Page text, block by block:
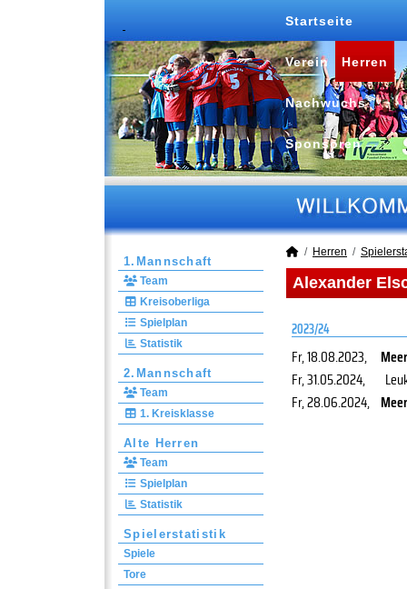
Startseite
Verein Herren
Nachwuchs
Sponsoren
1.Mannschaft
Team
Kreisoberliga
Spielplan
Statistik
2.Mannschaft
Team
1. Kreisklasse
Alte Herren
Team
Spielplan
Statistik
Spielerstatistik
Spiele
Tore
Herren
Alexander
2023/24
Fr, 18.08.2023,
Fr, 31.05.2024,
Fr, 28.06.2024,